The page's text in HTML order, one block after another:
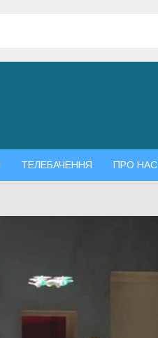
ТЕЛЕБАЧЕННЯ ПРО НАС